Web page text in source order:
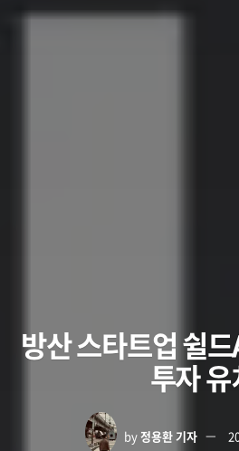
방산 스타트업 쉴
투자 유
by정용환 기자